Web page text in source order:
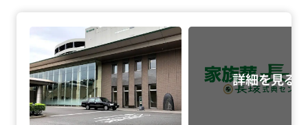
臨海斎場の詳細へ